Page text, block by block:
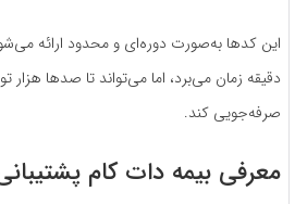
این کدها به‌صورت دوره‌ای و محدود ارائه
دقیقه زمان می‌برد، اما می‌تواند تا صدها هزار
صرفه‌جویی کند.
معرفی بیمه دات کام